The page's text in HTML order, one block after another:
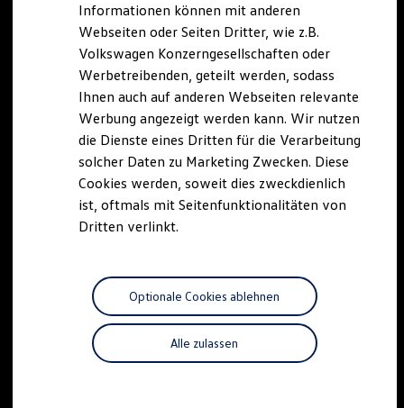
Lifestyle Shop
T-Roc Kollektion
Golf Kollektion
ID. Kollektion
Volkswagen Kollektion
R-Kollektion
GTI Kollektion
Fußball Drop
we drive football
#wedriveproud
Besitzer und Service
Software Updates
Service und Ersatzteile
Motorenöl und Flüssigkeiten
Räder und Reifen
Pannen- und Unfallhilfe
Economy Service
Volkswagen Teile
Zubehör
Informationen können mit anderen
Webseiten oder Seiten Dritter, wie z.B.
Volkswagen Konzerngesellschaften oder
Werbetreibenden, geteilt werden, sodass
Ihnen auch auf anderen Webseiten relevante
Werbung angezeigt werden kann. Wir nutzen
die Dienste eines Dritten für die Verarbeitung
solcher Daten zu Marketing Zwecken. Diese
Cookies werden, soweit dies zweckdienlich
ist, oftmals mit Seitenfunktionalitäten von
Dritten verlinkt.
Alle zulassen
Optionale Cookies ablehnen